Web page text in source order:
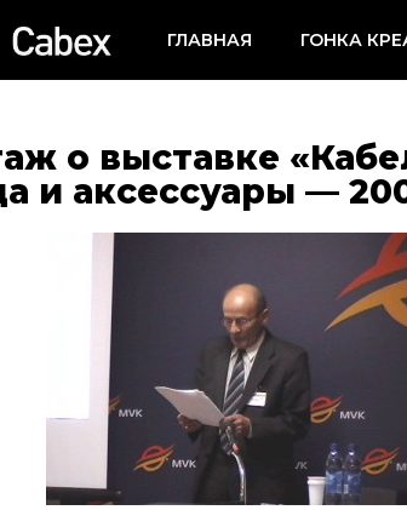
ГЛАВНАЯ ГОНКА
о выставке
и аксессуары —